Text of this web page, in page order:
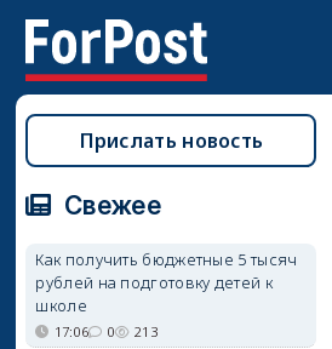
Прислать новость
Свежее
Как получить бюджетные 5 тысяч
рублей на подготовку детей к
школе
17:06 0 213